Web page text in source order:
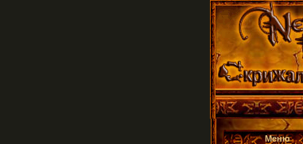
Меню